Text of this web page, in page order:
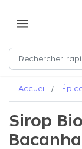
menu
Accueil
Sirop